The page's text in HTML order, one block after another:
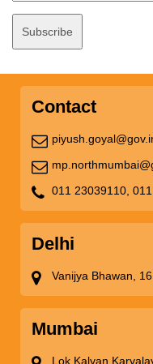
Contact
011 23039110,
Delhi
Vanijya Bhawan,
Mumbai
Lok Kalyan